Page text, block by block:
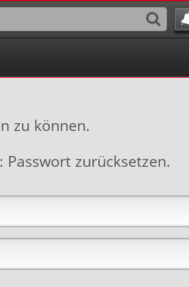
zu können.
Passwort zurücksetzen.